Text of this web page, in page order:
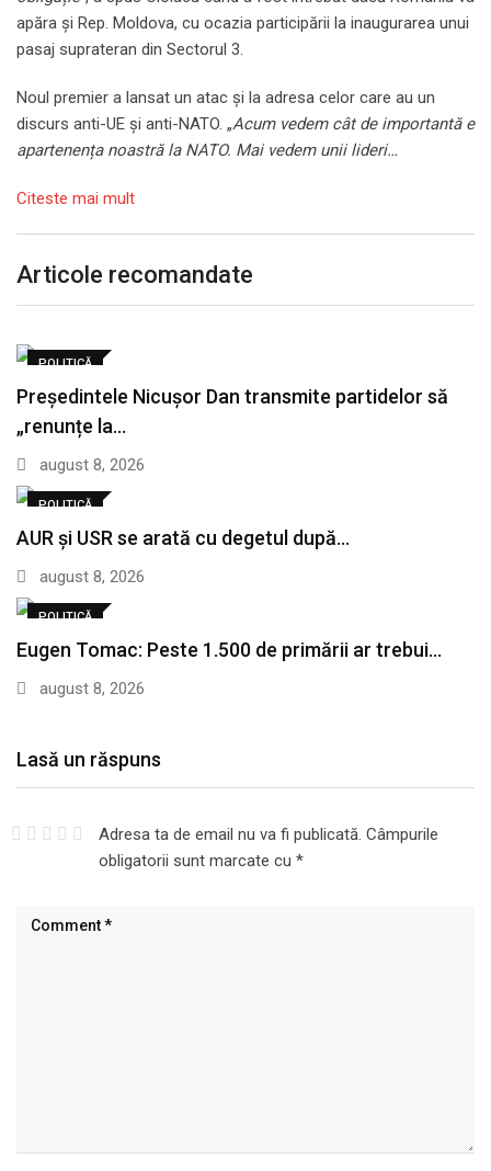
apăra și Rep. Moldova, cu ocazia participării la inaugurarea unui
pasaj suprateran din Sectorul 3.
Noul premier a lansat un atac și la adresa celor care au un
discurs anti-UE și anti-NATO. „Acum vedem cât de importantă e
apartenența noastră la NATO. Mai vedem unii lideri…
Citeste mai mult
Articole recomandate
POLITICĂ
Președintele Nicușor Dan transmite partidelor să
„renunțe la…
august 8, 2026
POLITICĂ
AUR și USR se arată cu degetul după…
august 8, 2026
POLITICĂ
Eugen Tomac: Peste 1.500 de primării ar trebui…
august 8, 2026
Lasă un răspuns
Adresa ta de email nu va fi publicată. Câmpurile
obligatorii sunt marcate cu *